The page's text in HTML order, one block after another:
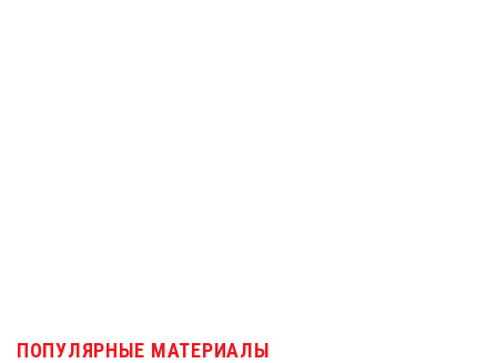
ПОПУЛЯРНЫЕ МАТЕРИАЛЫ